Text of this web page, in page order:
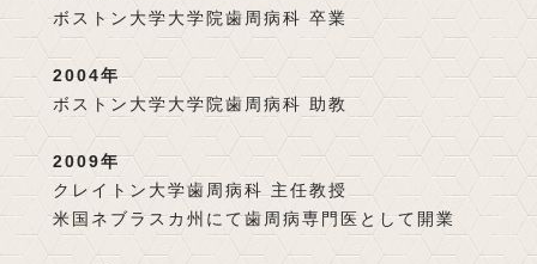
ボストン大学大学院歯周病科 卒業
2004年
ボストン大学大学院歯周病科 助教
2009年
クレイトン大学歯周病科 主任教授
米国ネブラスカ州にて歯周病専門医として開業